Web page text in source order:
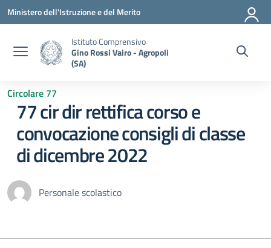
Vai ai contenuti
Vai al menu di navigazione
Vai al footer
Ministero dell'Istruzione e del Merito
Istituto Comprensivo
Gino Rossi Vairo - Agropoli
(SA)
Circolare 77
77 cir dir rettifica corso e
convocazione consigli di classe
di dicembre 2022
Personale scolastico